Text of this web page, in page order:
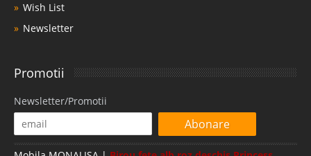
Wish List
Newsletter
Promotii
Newsletter/Promotii
Abonare